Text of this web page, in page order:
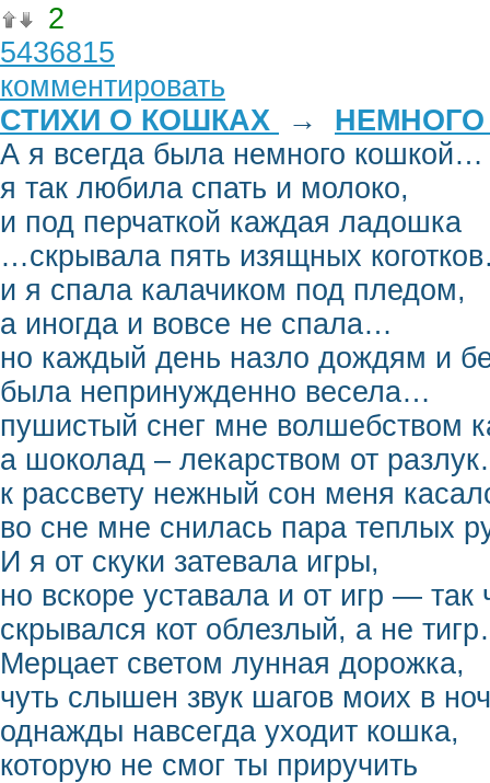
2
5436815
комментировать
СТИХИ О КОШКАХ
→
А я всегда была немного кошкой…
я так любила спать и молоко,
и под перчаткой каждая ладошка
…скрывала пять изящных
и я спала калачиком под пледом,
а иногда и вовсе не спала…
но каждый день назло дождям и
была непринужденно весела…
пушистый снег мне волшебством
а шоколад – лекарством от
к рассвету нежный сон меня
во сне мне снилась пара теплых
И я от скуки затевала игры,
но вскоре уставала и от игр —
скрывался кот облезлый, а не
Мерцает светом лунная дорожка,
чуть слышен звук шагов моих в
однажды навсегда уходит кошка,
которую не смог ты приручить